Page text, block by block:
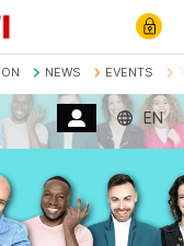
NEWS EVENTS
EN
actions
Economie